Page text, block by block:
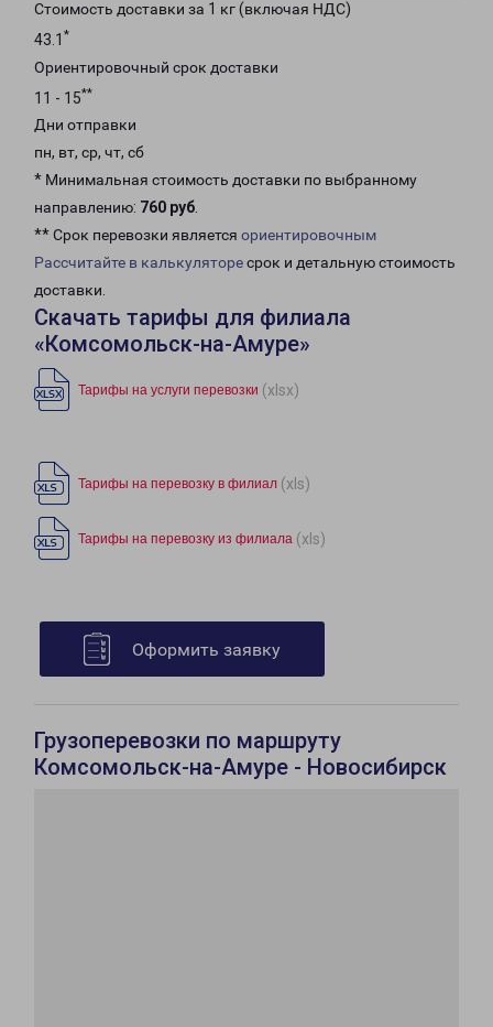
Стоимость доставки за 1 кг (включая НДС)
43.1 *
Ориентировочный срок доставки
11 - 15**
Дни отправки
пн, вт, ср, чт, сб
* Минимальная стоимость доставки по выбранному
направлению: 760 руб.
** Срок перевозки является ориентировочным
Рассчитайте в калькуляторесрок и детальную стоимость
доставки.
Скачать тарифы для филиала
«Комсомольск-на-Амуре»
Тарифы на услуги перевозки (xlsx)
Тарифы на перевозку в филиал (xls)
Тарифы на перевозку из филиала (xls)
Оформить заявку
Грузоперевозки по маршруту
Комсомольск-на-Амуре - Новосибирск